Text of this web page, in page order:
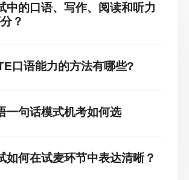
中的口语、写作、阅读和听力
？
口语能力的方法有哪些?
一句话模式机考如何选
如何在试麦环节中表达清晰？